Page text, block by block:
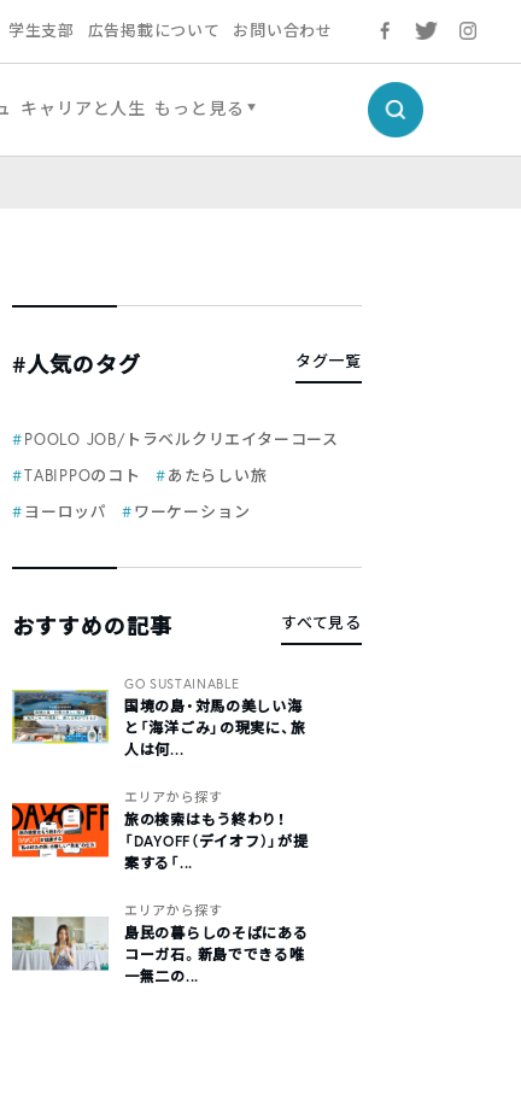
学生支部 広告掲載について お問い合わせ
キャリアと人生 もっと見る
#人気のタグ タグ一覧
POOLO JOB/トラベルクリエイターコース
TABIPPOのコト
あたらしい旅
ヨーロッパ
ワーケーション
おすすめの記事 すべて見る
GO SUSTAINABLE
国境の島・対馬の美しい海
と「海洋ごみ」の現実に、旅
人は何...
エリアから探す
旅の検索はもう終わり！
「DAYOFF（デイオフ）」が提
案する「...
エリアから探す
島民の暮らしのそばにある
コーガ石。新島でできる唯
一無二の...